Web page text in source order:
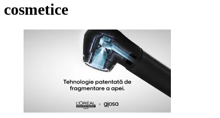
cosmetice